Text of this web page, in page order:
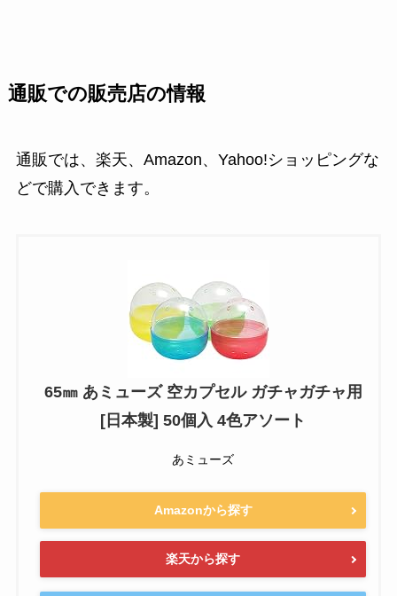
通販での販売店の情報
通販では、楽天、Amazon、Yahoo!ショッピングな
どで購入できます。
65㎜ あミューズ 空カプセル ガチャガチャ用
[日本製] 50個入 4色アソート
あミューズ
Amazonから探す
楽天から探す